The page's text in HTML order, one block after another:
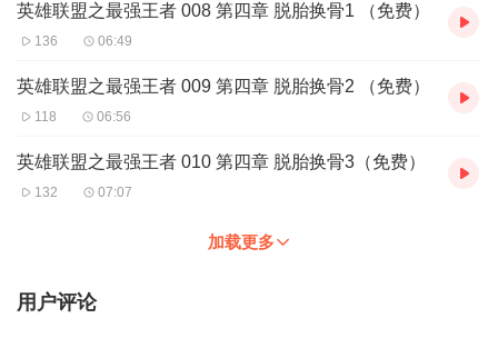
英雄联盟之最强王者 008 第四章 脱胎换骨1 （免费）
136 06:49
英雄联盟之最强王者 009 第四章 脱胎换骨2 （免费）
118 06:56
英雄联盟之最强王者 010 第四章 脱胎换骨3（免费）
132 07:07
加载更多
用户评论